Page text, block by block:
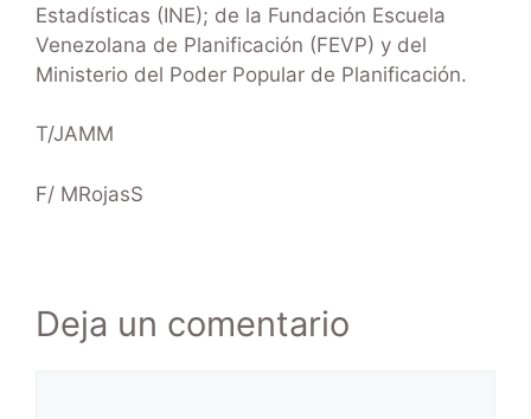
Estadísticas (INE); de la Fundación Escuela
Venezolana de Planificación (FEVP) y del
Ministerio del Poder Popular de Planificación.
T/JAMM
F/ MRojasS
Deja un comentario